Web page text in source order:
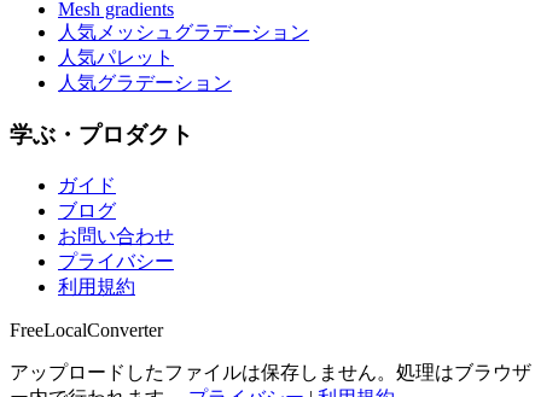
Mesh gradients
人気メッシュグラデーション
人気パレット
人気グラデーション
学ぶ・プロダクト
ガイド
ブログ
お問い合わせ
プライバシー
利用規約
FreeLocalConverter
アップロードしたファイルは保存しません。処理はブラウザ